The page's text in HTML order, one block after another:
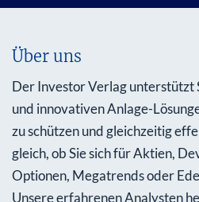
Über uns
Der Investor Verlag unterstützt
und innovativen Anlage-
zu schützen und gleichzeitig
gleich, ob Sie sich für Aktien,
Optionen, Megatrends oder
Unsere erfahrenen Analysten